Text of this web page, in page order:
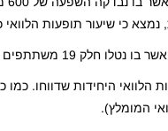
תופעות הלוואי כתוצאה מנטילת תמצית הצמח עמד
של הצמח משך ששה שבועות, נצפו שלושה מקרים של "חלומות מוחשיים".
המומלץ).